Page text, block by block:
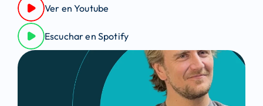
Ver en Youtube
Escuchar en Spotify